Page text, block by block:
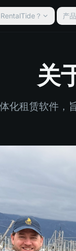
？ 产品
关
化租赁软件，